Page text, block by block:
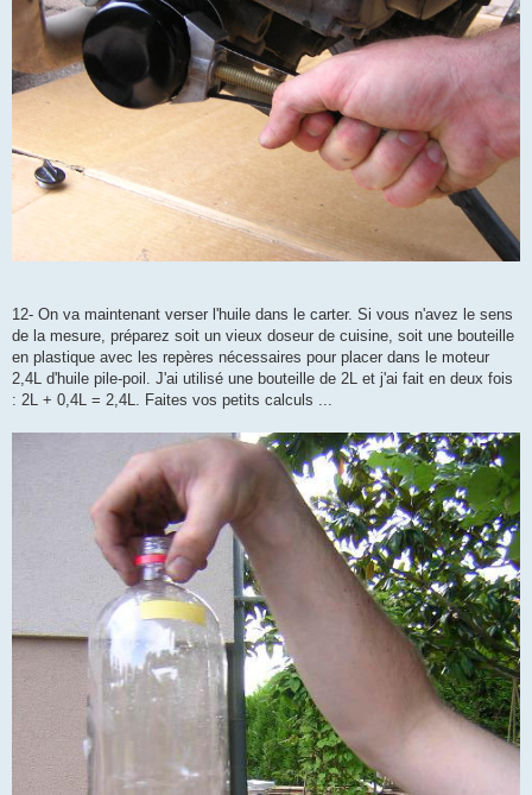
12- On va maintenant verser l'huile dans le carter. Si vous n'avez le sens
de la mesure, préparez soit un vieux doseur de cuisine, soit une bouteille
en plastique avec les repères nécessaires pour placer dans le moteur
2,4L d'huile pile-poil. J'ai utilisé une bouteille de 2L et j'ai fait en deux fois
: 2L + 0,4L = 2,4L. Faites vos petits calculs ...